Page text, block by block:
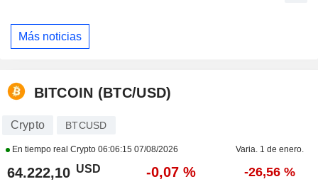
Más noticias
BITCOIN (BTC/USD)
Crypto BTCUSD
En tiempo real Crypto 06:06:15 07/08/2026 Varia. 1 de enero.
64.222,10 USD -0,07 % -26,56 %